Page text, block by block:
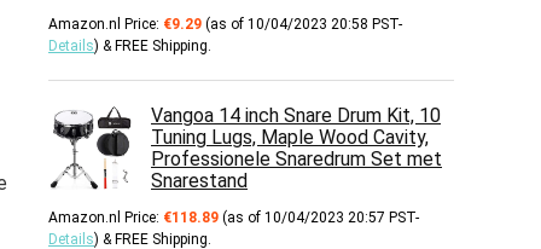
Amazon.nl Price: €9.29 (as of 10/04/2023 20:58 PST-
Details) & FREE Shipping.
Vangoa 14 inch Snare Drum Kit, 10
Tuning Lugs, Maple Wood Cavity,
Professionele Snaredrum Set met
Snarestand
Amazon.nl Price: €118.89 (as of 10/04/2023 20:57 PST-
Details) & FREE Shipping.